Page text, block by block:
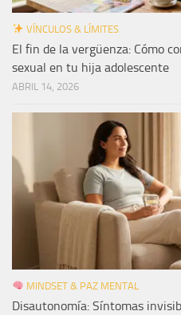
VÍNCULOS & LÍMITES
El fin de la vergüenza: Cómo
sexual en tu hija adolescente
ABRIL 14, 2026
MINDSET & PAZ MENTAL
Disautonomía: Síntomas